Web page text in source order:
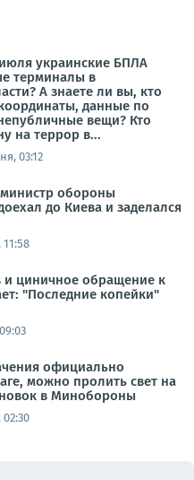
украинские БПЛА
терминалы в
А знаете ли вы, кто
данные по
вещи? Кто
на террор в...
03:12
обороны
до Киева и заделался
и циничное обращение к
"Последние копейки"
официально
можно пролить свет на
в Минобороны